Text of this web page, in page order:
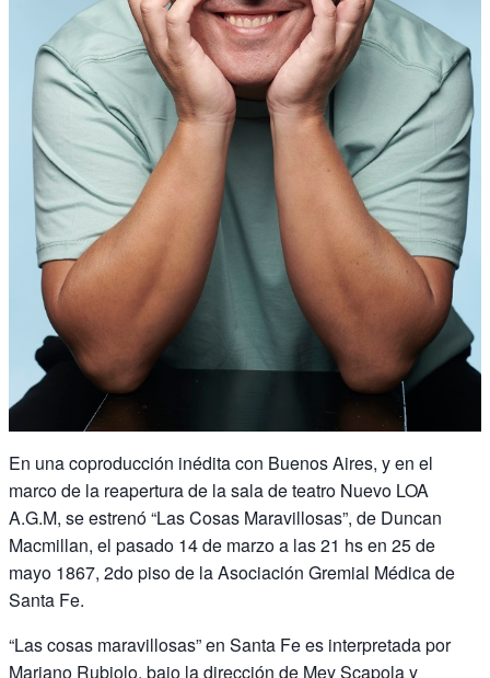
En una coproducción inédita con Buenos Aires, y en el
marco de la reapertura de la sala de teatro Nuevo LOA
A.G.M, se estrenó “Las Cosas Maravillosas”, de Duncan
Macmillan, el pasado 14 de marzo a las 21 hs en 25 de
mayo 1867, 2do piso de la Asociación Gremial Médica de
Santa Fe.
“Las cosas maravillosas” en Santa Fe es interpretada por
Mariano Rubiolo, bajo la dirección de Mey Scapola y